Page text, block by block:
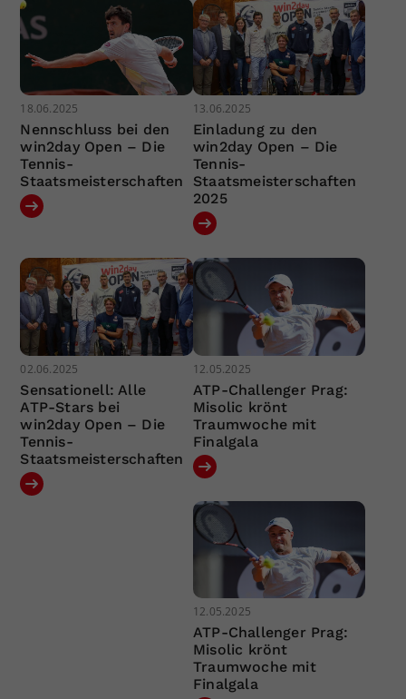
18.06.2025
Nennschluss bei den
win2day Open – Die
Tennis-
Staatsmeisterschaften
13.06.2025
Einladung zu den
win2day Open – Die
Tennis-
Staatsmeisterschaften
2025
02.06.2025
Sensationell: Alle
ATP-Stars bei
win2day Open – Die
Tennis-
Staatsmeisterschaften
12.05.2025
ATP-Challenger Prag:
Misolic krönt
Traumwoche mit
Finalgala
12.05.2025
ATP-Challenger Prag:
Misolic krönt
Traumwoche mit
Finalgala